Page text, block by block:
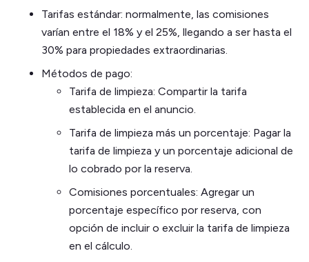
Tarifas estándar: normalmente, las comisiones
varían entre el 18% y el 25%, llegando a ser hasta el
30% para propiedades extraordinarias.
Métodos de pago:
Tarifa de limpieza: Compartir la tarifa
establecida en el anuncio.
Tarifa de limpieza más un porcentaje: Pagar la
tarifa de limpieza y un porcentaje adicional de
lo cobrado por la reserva.
Comisiones porcentuales: Agregar un
porcentaje específico por reserva, con
opción de incluir o excluir la tarifa de limpieza
en el cálculo.